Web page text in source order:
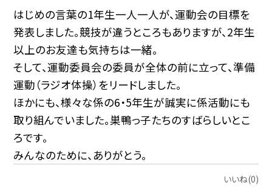
はじめの言葉の1年生一人一人が、運動会の目標を
発表しました。競技が違うところもありますが、2年生
以上のお友達も気持ちは一緒。
そして、運動委員会の委員が全体の前に立って、準備
運動（ラジオ体操）をリードしました。
ほかにも、様々な係の6・5年生が誠実に係活動にも
取り組んでいました。巣鴨っ子たちのすばらしいとこ
ろです。
みんなのために、ありがとう。
いいね(0)